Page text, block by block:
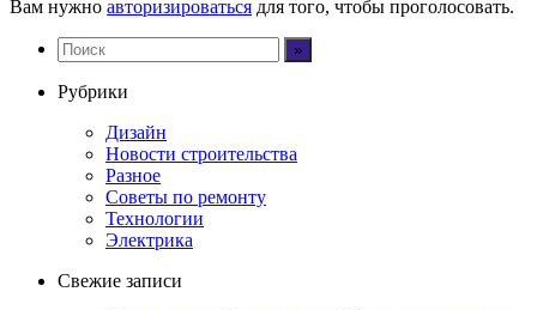
Вам нужно авторизироваться для того, чтобы проголосовать.
Рубрики
Дизайн
Новости строительства
Разное
Советы по ремонту
Технологии
Электрика
Свежие записи